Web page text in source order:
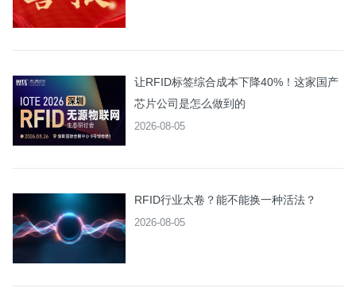
让RFID标签综合成本下降40%！这家国产
芯片公司是怎么做到的
2026-08-05
RFID行业太卷？能不能换一种活法？
2026-08-05